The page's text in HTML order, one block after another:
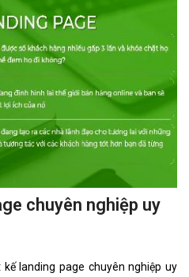
chuyên nghiệp uy
landing page chuyên nghiệp uy